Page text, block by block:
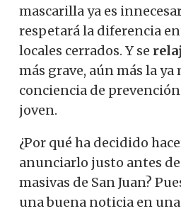
mascarilla ya es
respetará la diferencia
locales cerrados. Y se
más grave, aún más la ya
conciencia de
joven.
¿Por qué ha decidido
anunciarlo justo antes
masivas de San Juan?
una buena noticia en una